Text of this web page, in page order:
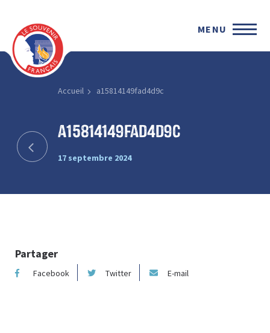
MENU
Accueil a15814149fad4d9c
a15814149fad4d9c
17 septembre 2024
Partager
Facebook Twitter E-mail